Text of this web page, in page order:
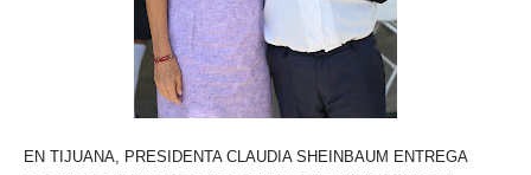
EN TIJUANA, PRESIDENTA CLAUDIA SHEINBAUM ENTREGA